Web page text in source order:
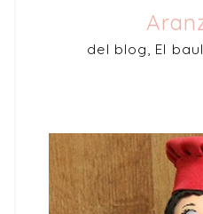
del blog, El